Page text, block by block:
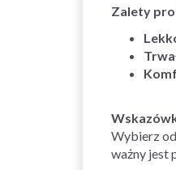
Zalety
Wybierz
ważny jest